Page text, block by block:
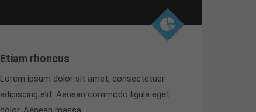
Etiam rhoncus
Lorem ipsum dolor sit amet, consectetuer
adipiscing elit. Aenean commodo ligula eget